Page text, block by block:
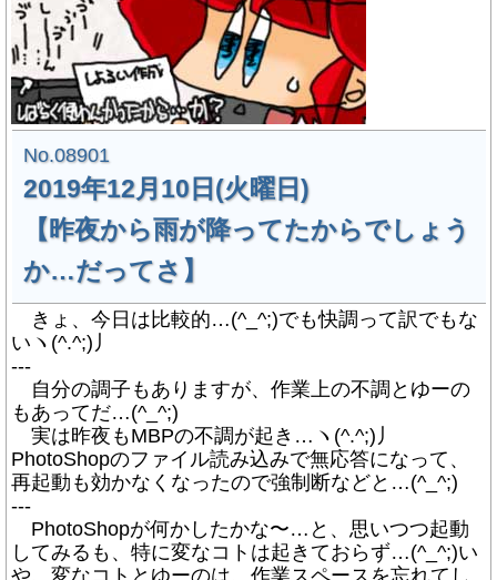
No.08901
2019年12月10日(火曜日)
【昨夜から雨が降ってたからでしょう
か…だってさ】
きょ、今日は比較的…(^_^;)でも快調って訳でもな
いヽ(^.^;)丿
---
自分の調子もありますが、作業上の不調とゆーの
もあってだ…(^_^;)
実は昨夜もMBPの不調が起き…ヽ(^.^;)丿
PhotoShopのファイル読み込みで無応答になって、
再起動も効かなくなったので強制断などと…(^_^;)
---
PhotoShopが何かしたかな〜…と、思いつつ起動
してみるも、特に変なコトは起きておらず…(^_^;)い
や、変なコトとゆーのは、作業スペースを忘れてし